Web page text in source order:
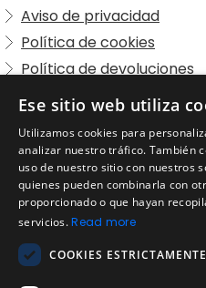
Aviso de privacidad
Política de cookies
Política de devoluciones
Acuerdo de licencia de
Política de uso aceptable
Empresa
Acerca de nosotros
Blog
Pruebas de confiabilidad
Ese sitio web utiliza
Utilizamos cookies para
analizar nuestro tráfico. También
uso de nuestro sitio con nuestros
quienes pueden combinarla con
proporcionado o que hayan
servicios.Read more
COOKIES